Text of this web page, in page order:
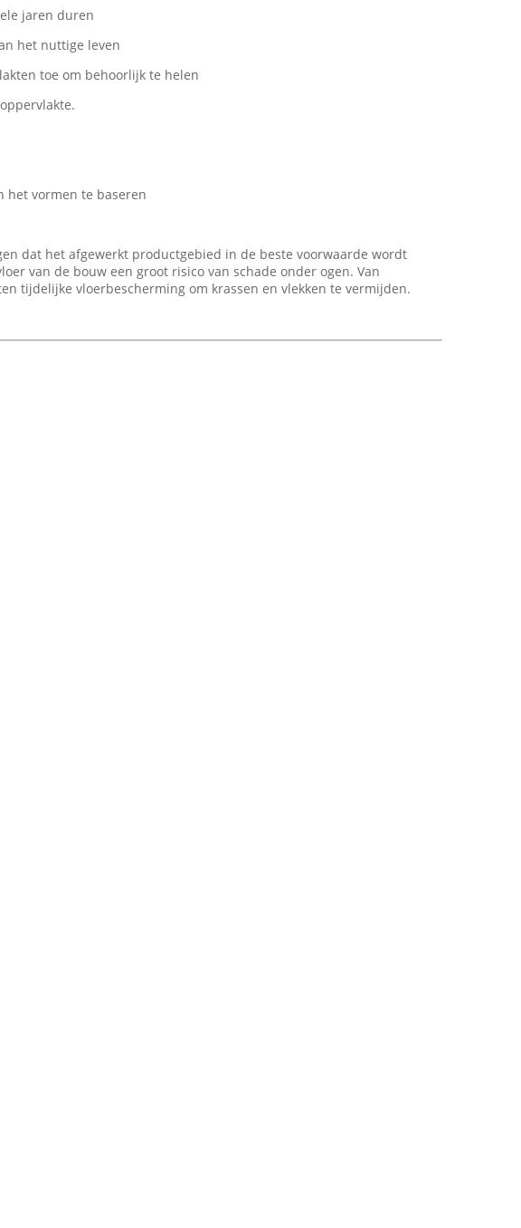
jaren duren
het nuttige leven
toe om behoorlijk te helen
het vormen te baseren
dat het afgewerkt productgebied in de beste voorwaarde wordt
van de bouw een groot risico van schade onder ogen. Van
tijdelijke vloerbescherming om krassen en vlekken te vermijden.